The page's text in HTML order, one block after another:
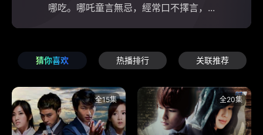
哪吃。哪吒童言無忌，經常口不擇言，...
猜你喜欢 热播排行 关联推荐
全15集 全20集